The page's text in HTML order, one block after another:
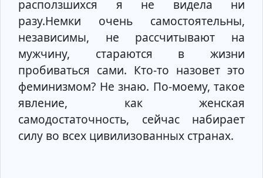
расползшихся я не видела ни
разу.Немки очень самостоятельны,
независимы, не рассчитывают на
мужчину, стараются в жизни
пробиваться сами. Кто-то назовет это
феминизмом? Не знаю. По-моему, такое
явление, как женская
самодостаточность, сейчас набирает
силу во всех цивилизованных странах.